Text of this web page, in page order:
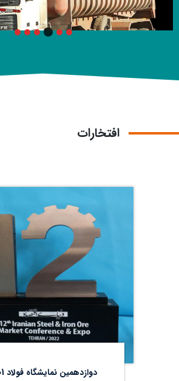
افتخارات
دوازدهمین نمایشگاه فولاد 1401